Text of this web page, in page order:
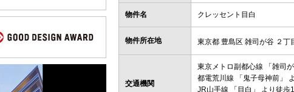
物件名 クレッセント目白
物件所在地 東京都 豊島区 雑司が谷 ２丁
交通機関
東京メトロ副都心線 「 雑司
都電荒川線 「 鬼子母神前 」
JR山手線 「 目白 」 より徒歩